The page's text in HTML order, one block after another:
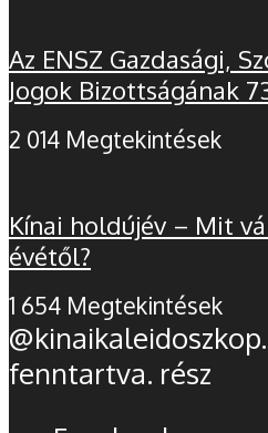
Az ENSZ Gazdasági,
Jogok Bizottságának
2 014 Megtekintések
Kínai holdújév – Mit
évétől?
1 654 Megtekintések
fenntartva. rész